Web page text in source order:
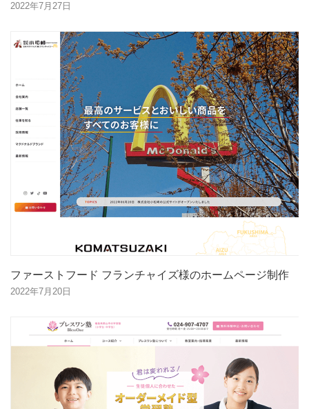
2022年7月27日
ファーストフード フランチャイズ様のホームページ制作
2022年7月20日